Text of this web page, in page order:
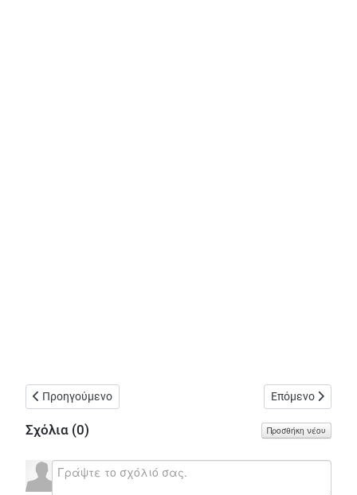
Προηγούμενο άρθρο: Εκλογές στον Σύλλογο Γονέων
Προηγούμενο Επόμενο άρθρο:
Επόμενο
Σχόλια (0) Προσθήκη νέου